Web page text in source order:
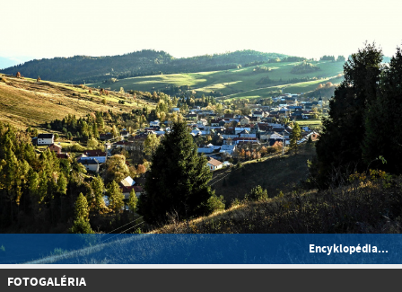
Encyklopédia...
FOTOGALÉRIA